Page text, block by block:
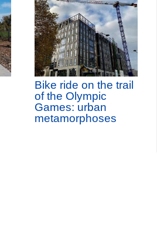
Bike ride on the trail
of the Olympic
Games: urban
metamorphoses